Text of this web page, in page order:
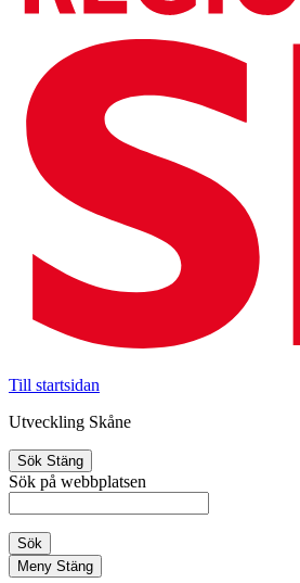
Till startsidan
Utveckling Skåne
Sök Stäng
Sök på webbplatsen
Sök
Meny Stäng